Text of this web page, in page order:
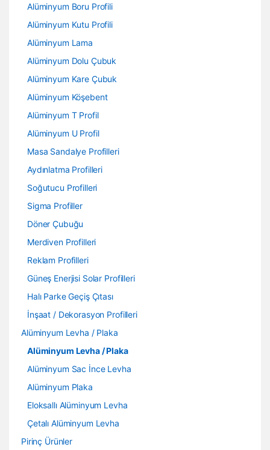
Alüminyum Boru Profili
Alüminyum Kutu Profili
Alüminyum Lama
Alüminyum Dolu Çubuk
Alüminyum Kare Çubuk
Alüminyum Köşebent
Alüminyum T Profil
Alüminyum U Profil
Masa Sandalye Profilleri
Aydınlatma Profilleri
Soğutucu Profilleri
Sigma Profiller
Döner Çubuğu
Merdiven Profilleri
Reklam Profilleri
Güneş Enerjisi Solar Profilleri
Halı Parke Geçiş Çıtası
İnşaat / Dekorasyon Profilleri
Alüminyum Levha / Plaka
Alüminyum Levha / Plaka
Alüminyum Sac İnce Levha
Alüminyum Plaka
Eloksallı Alüminyum Levha
Çetalı Alüminyum Levha
Pirinç Ürünler